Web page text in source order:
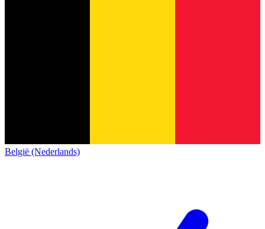
België (Nederlands)